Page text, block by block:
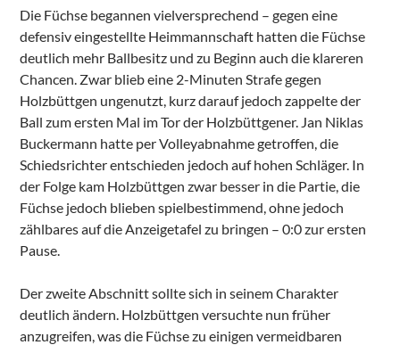
Die Füchse begannen vielversprechend – gegen eine
defensiv eingestellte Heimmannschaft hatten die Füchse
deutlich mehr Ballbesitz und zu Beginn auch die klareren
Chancen. Zwar blieb eine 2-Minuten Strafe gegen
Holzbüttgen ungenutzt, kurz darauf jedoch zappelte der
Ball zum ersten Mal im Tor der Holzbüttgener. Jan Niklas
Buckermann hatte per Volleyabnahme getroffen, die
Schiedsrichter entschieden jedoch auf hohen Schläger. In
der Folge kam Holzbüttgen zwar besser in die Partie, die
Füchse jedoch blieben spielbestimmend, ohne jedoch
zählbares auf die Anzeigetafel zu bringen – 0:0 zur ersten
Pause.
Der zweite Abschnitt sollte sich in seinem Charakter
deutlich ändern. Holzbüttgen versuchte nun früher
anzugreifen, was die Füchse zu einigen vermeidbaren